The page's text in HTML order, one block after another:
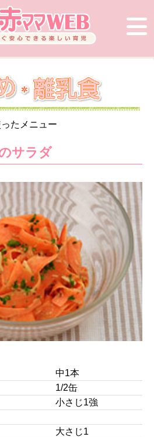
ったメニュー
サラダ
中1本
1/2缶
小さじ1強
大さじ1